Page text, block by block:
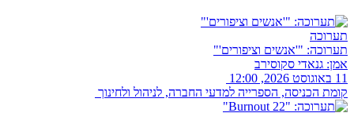
תערוכה
תערוכה: "'אנשים וציפורים'"
אמן: גנאדי סקוסירב
11 באוגוסט 2026, 12:00
קומת הכניסה, הספרייה למדעי החברה, לניהול ולחינוך